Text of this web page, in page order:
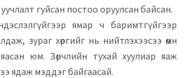
гуйсан постоо оруулсан байсан.
ямар ч баримтгүйгээр
зураг хөргийг нь нийтлэхээсээ өмнө
юм. Зөрчлийн тухай хуулиар яаж
ядаж мэддэг байгаасай.